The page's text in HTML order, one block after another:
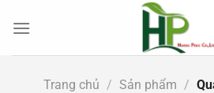
đến
Trang chủ / Sản phẩm /